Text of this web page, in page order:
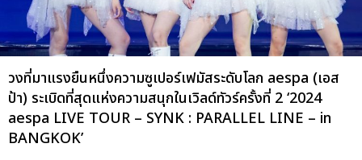
วงที่มาแรงยืนหนึ่งความซูเปอร์เฟมัสระดับโลก aespa (เอส
ป้า) ระเบิดที่สุดแห่งความสนุกในเวิลด์ทัวร์ครั้งที่ 2 ‘2024
aespa LIVE TOUR – SYNK : PARALLEL LINE – in
BANGKOK’